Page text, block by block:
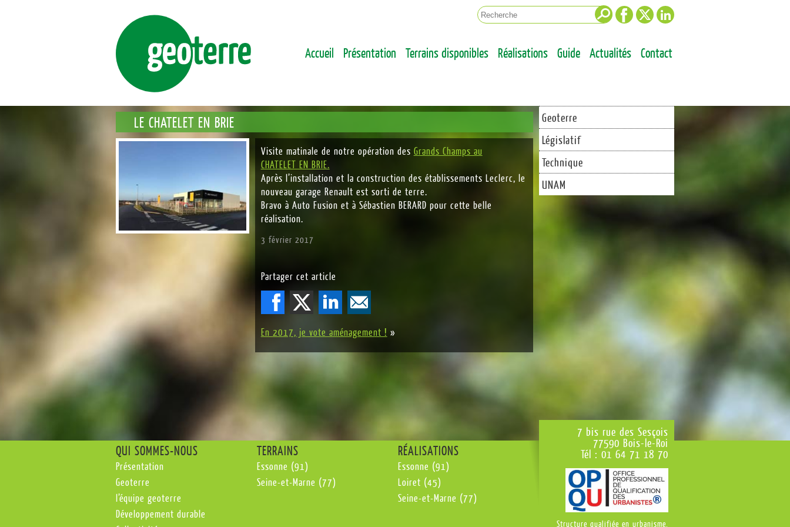
Facebook
Twitter
ENSEMBLE, FAÇONNONS DURABLEMENT LA VILLE DE DEMAIN
Accueil Présentation Terrains disponibles Réalisations Guide Actualités Contact
LE CHATELET EN BRIE
Visite matinale de notre opération des Grands Champs au
CHATELET EN BRIE.
Après l’installation et la construction des établissements Leclerc, le
nouveau garage Renault est sorti de terre.
Bravo à Auto Fusion et à Sébastien BERARD pour cette belle
réalisation.
3 février 2017
Partager cet article
En 2017, je vote aménagement ! »
Geoterre
Législatif
Technique
UNAM
QUI SOMMES-NOUS
Présentation
Geoterre
l’équipe geoterre
Développement durable
TERRAINS
Essonne (91)
Seine-et-Marne (77)
RÉALISATIONS
Essonne (91)
Loiret (45)
Seine-et-Marne (77)
7 bis rue des Sesçois
77590 Bois-le-Roi
Tél : 01 64 71 18 70
Structure qualifiée en urbanisme,